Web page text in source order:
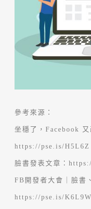
參考來源：
坐穩了，Facebook
https://pse.is/H5L6Z
臉書發表文章：
FB開發者大會｜臉書
https://pse.is/K6L9W